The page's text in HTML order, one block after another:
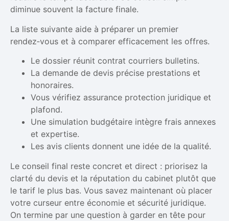
diminue souvent la facture finale.
La liste suivante aide à préparer un premier
rendez‑vous et à comparer efficacement les offres.
Le dossier réunit contrat courriers bulletins.
La demande de devis précise prestations et
honoraires.
Vous vérifiez assurance protection juridique et
plafond.
Une simulation budgétaire intègre frais annexes
et expertise.
Les avis clients donnent une idée de la qualité.
Le conseil final reste concret et direct : priorisez la
clarté du devis et la réputation du cabinet plutôt que
le tarif le plus bas. Vous savez maintenant où placer
votre curseur entre économie et sécurité juridique.
On termine par une question à garder en tête pour